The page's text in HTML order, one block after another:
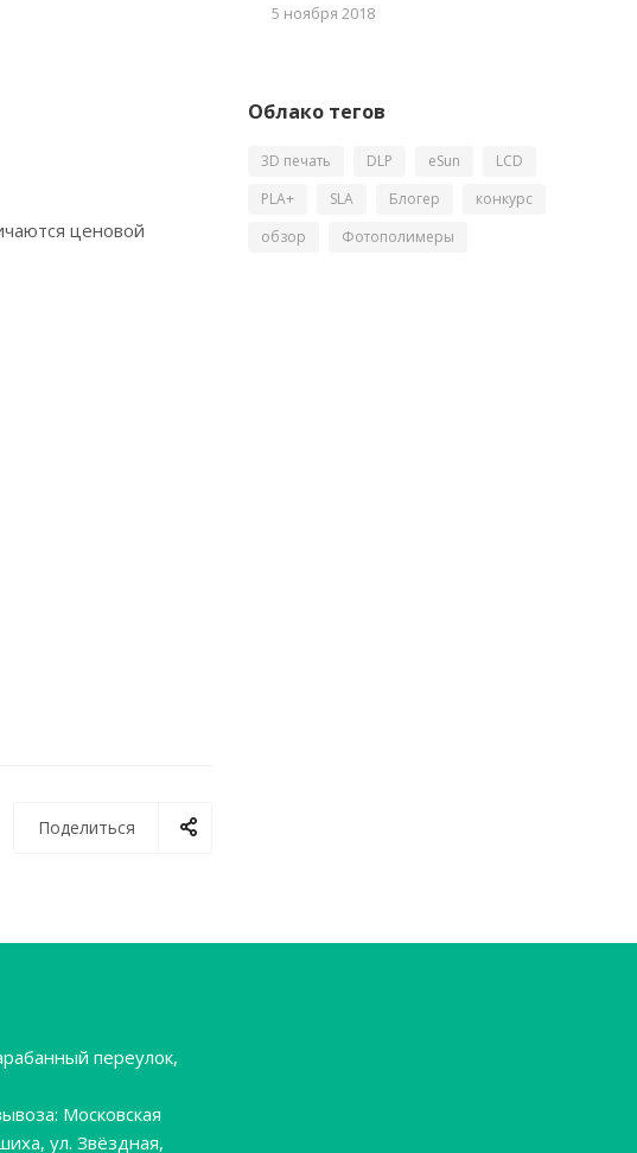
ценовой
Поделиться
5 ноября 2018
Облако тегов
3D печать DLP eSun
LCD
PLA+
SLA Блогер
конкурс
обзор
Фотополимеры
переулок,
Московская
ул. Звёздная,